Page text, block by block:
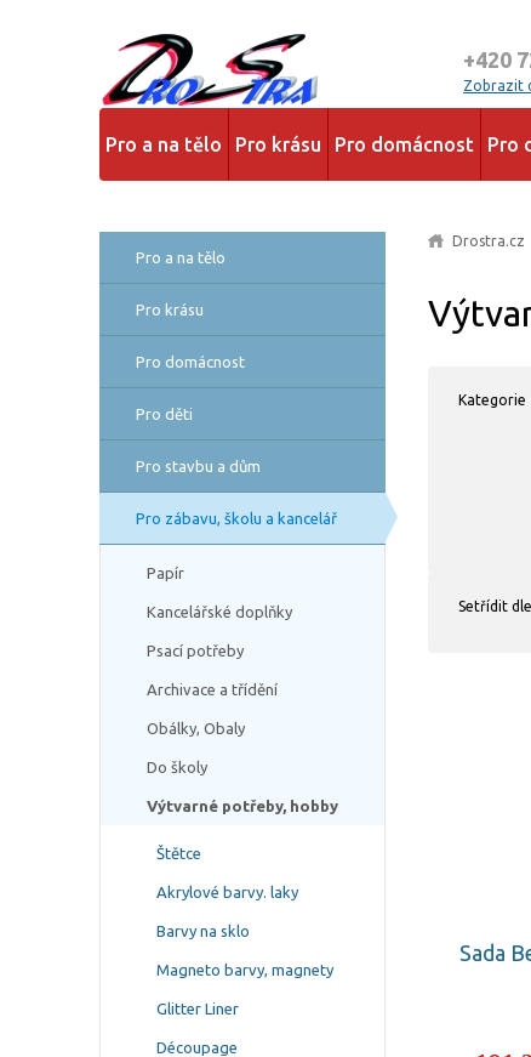
+420
Zobrazit
Pro a na tělo Pro krásu Pro domácnost Pro
Pro a na tělo
Pro krásu
Pro domácnost
Pro děti
Pro stavbu a dům
Pro zábavu, školu a kancelář
Papír
Kancelářské doplňky
Psací potřeby
Archivace a třídění
Obálky, Obaly
Do školy
Výtvarné potřeby, hobby
Štětce
Akrylové barvy. laky
Barvy na sklo
Magneto barvy, magnety
Glitter Liner
Découpage
Drostra.cz
Kategorie
Setřídit
Sada